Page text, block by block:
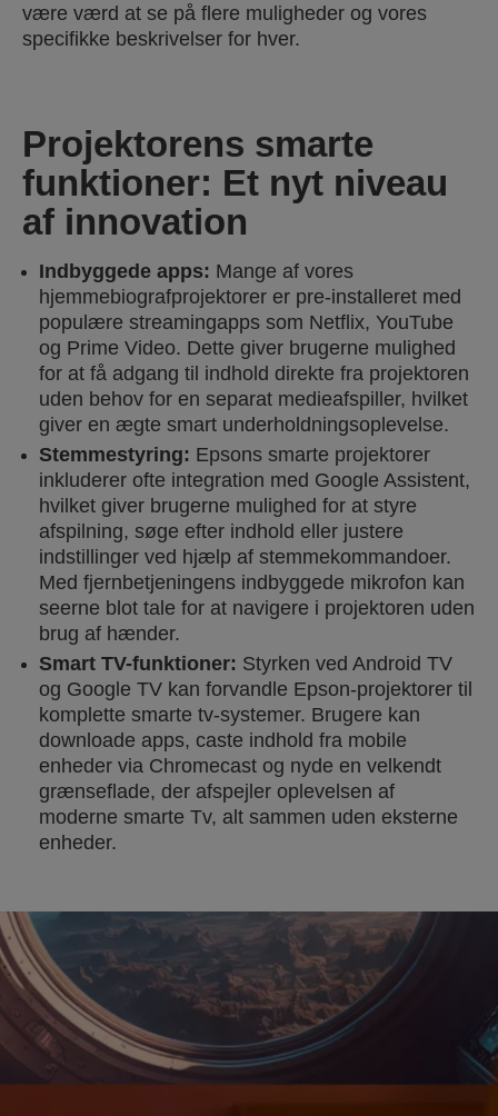
være værd at se på flere muligheder og vores
specifikke beskrivelser for hver.
Projektorens smarte
funktioner: Et nyt niveau
af innovation
Indbyggede apps: Mange af vores
hjemmebiografprojektorer er pre-installeret med
populære streamingapps som Netflix, YouTube
og Prime Video. Dette giver brugerne mulighed
for at få adgang til indhold direkte fra projektoren
uden behov for en separat medieafspiller, hvilket
giver en ægte smart underholdningsoplevelse.
Stemmestyring: Epsons smarte projektorer
inkluderer ofte integration med Google Assistent,
hvilket giver brugerne mulighed for at styre
afspilning, søge efter indhold eller justere
indstillinger ved hjælp af stemmekommandoer.
Med fjernbetjeningens indbyggede mikrofon kan
seerne blot tale for at navigere i projektoren uden
brug af hænder.
Smart TV-funktioner: Styrken ved Android TV
og Google TV kan forvandle Epson-projektorer til
komplette smarte tv-systemer. Brugere kan
downloade apps, caste indhold fra mobile
enheder via Chromecast og nyde en velkendt
grænseflade, der afspejler oplevelsen af
moderne smarte Tv, alt sammen uden eksterne
enheder.